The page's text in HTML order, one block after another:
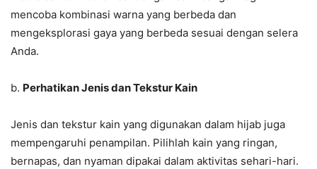
mencoba kombinasi warna yang berbeda dan
mengeksplorasi gaya yang berbeda sesuai dengan selera
Anda.
b. Perhatikan Jenis dan Tekstur Kain
Jenis dan tekstur kain yang digunakan dalam hijab juga
mempengaruhi penampilan. Pilihlah kain yang ringan,
bernapas, dan nyaman dipakai dalam aktivitas sehari-hari.